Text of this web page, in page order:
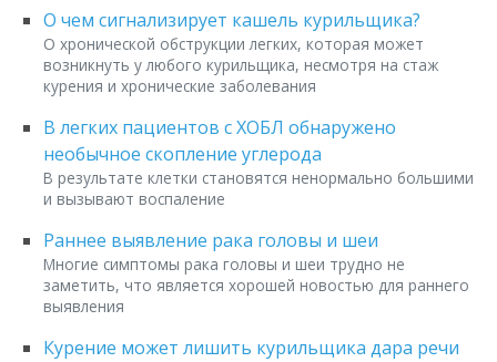
О чем сигнализирует кашель курильщика?
О хронической обструкции легких, которая может
возникнуть у любого курильщика, несмотря на стаж
курения и хронические заболевания
В легких пациентов с ХОБЛ обнаружено
необычное скопление углерода
В результате клетки становятся ненормально большими
и вызывают воспаление
Раннее выявление рака головы и шеи
Многие симптомы рака головы и шеи трудно не
заметить, что является хорошей новостью для раннего
выявления
Курение может лишить курильщика дара речи